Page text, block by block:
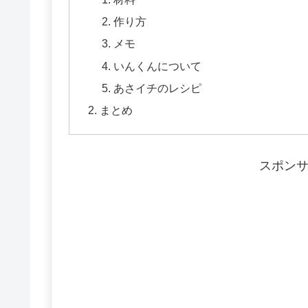
作り方
メモ
いんくんについて
あさイチのレシピ
まとめ
スポン